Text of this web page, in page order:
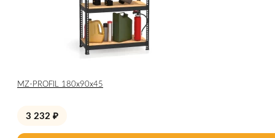
МZ-PROFIL 180х90х45
3 232 ₽